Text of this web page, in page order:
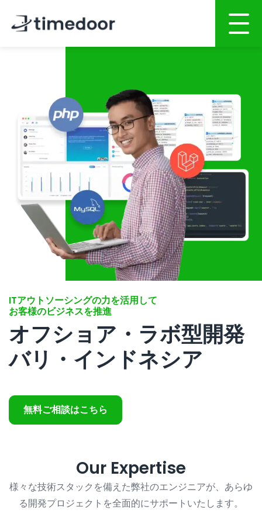
サービス
AI活用開発サービス
Webサイト・ホームページ制作
スマホアプリ開発
システム開発
AI開発・インテグレーション
すべての開発サービス▸
ポートフォリオ
人材募集
CSR
ブログ
お問い合わせ
ITアウトソーシングの力を活用して
お客様のビジネスを推進
オフショア・ラボ型開発
バリ・インドネシア
無料ご相談はこちら
Our Expertise
様々な技術スタックを備えた弊社のエンジニアが、あらゆ
る開発プロジェクトを全面的にサポートいたします。